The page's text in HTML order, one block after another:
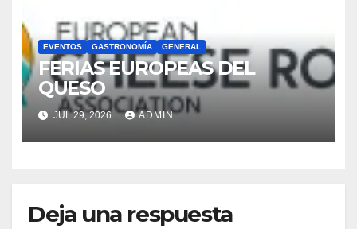
EVENTOS GASTRONOMÍA GENERAL
FERIAS EUROPEAS DEL
QUESO
JUL 29, 2026 ADMIN
Deja una respuesta